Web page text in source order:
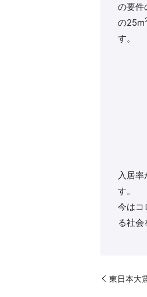
の要件
の25m
す。
入居
す。
今はコ
る社会
東日本大